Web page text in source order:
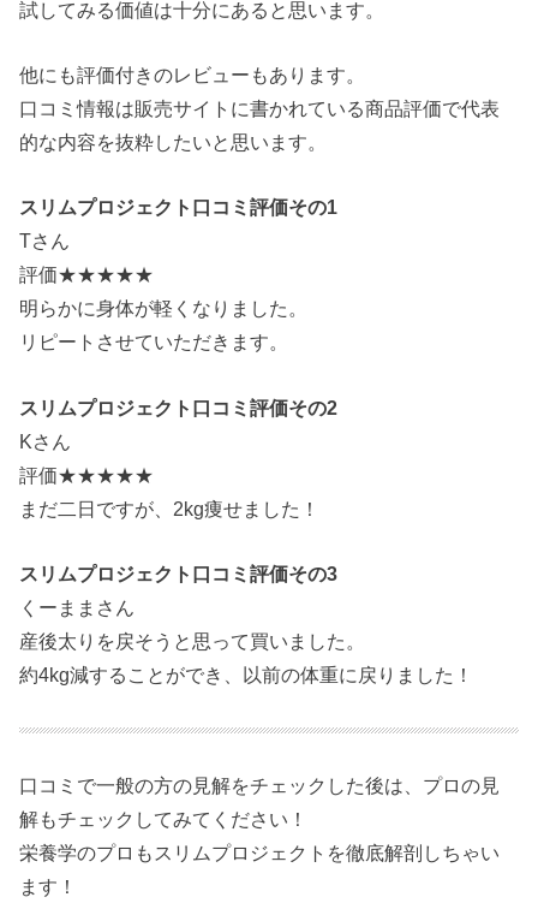
試してみる価値は十分にあると思います。
他にも評価付きのレビューもあります。
口コミ情報は販売サイトに書かれている商品評価で代表
的な内容を抜粋したいと思います。
スリムプロジェクト口コミ評価その1
Tさん
評価★★★★★
明らかに身体が軽くなりました。
リピートさせていただきます。
スリムプロジェクト口コミ評価その2
Kさん
評価★★★★★
まだ二日ですが、2kg痩せました！
スリムプロジェクト口コミ評価その3
くーままさん
産後太りを戻そうと思って買いました。
約4kg減することができ、以前の体重に戻りました！
口コミで一般の方の見解をチェックした後は、プロの見
解もチェックしてみてください！
栄養学のプロもスリムプロジェクトを徹底解剖しちゃい
ます！